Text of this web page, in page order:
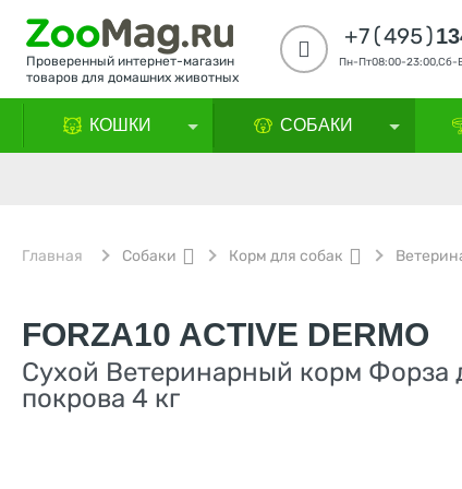
Проверенный интернет-магазин
товаров для домашних животных
+7(495)
Пн-Пт08:00-23:00,Сб-
КОШКИ СОБАКИ
Главная Собаки Корм для собак
FORZA10 ACTIVE DERMO
Сухой Ветеринарный корм Форза
покрова 4 кг